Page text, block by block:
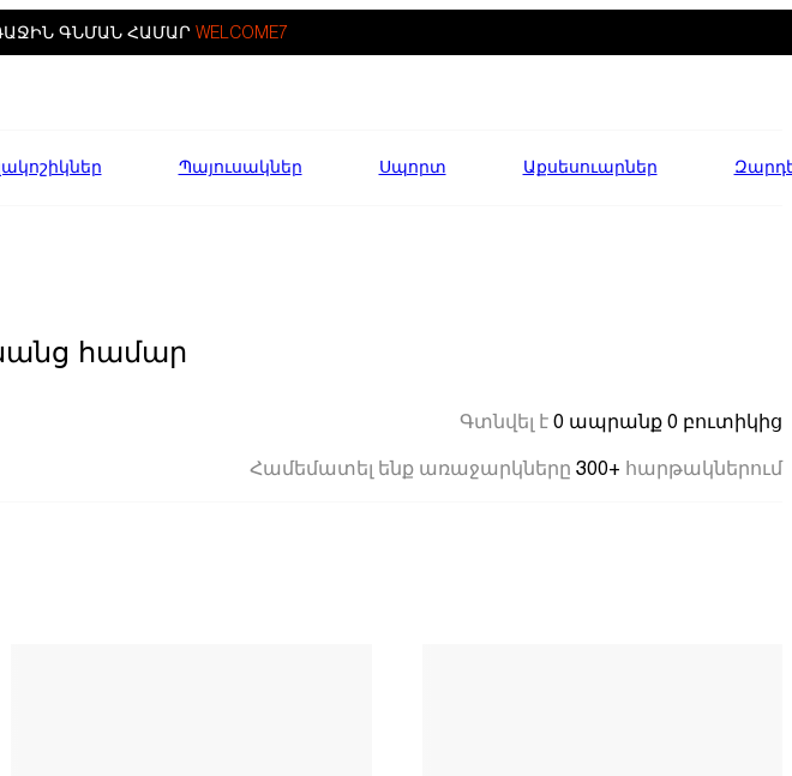
ԳՆՄԱՆ ՀԱՄԱՐ WELCOME7
Պայուսակներ Սպորտ Աքսեսուարներ
համար
Գտնվել է 0 ապրանք 0 բուտիկից
Համեմատել ենք առաջարկները 300+ հարթակներում